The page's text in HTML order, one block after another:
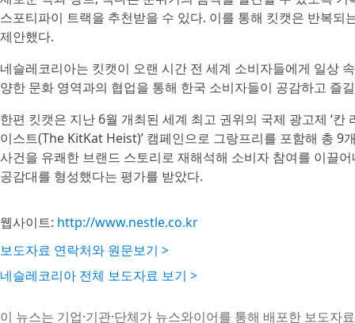
스포티파이 트랙을 추천받을 수 있다. 이를 통해 킷캣은 반복
제안했다.
네슬레코리아는 킷캣이 오랜 시간 전 세계 소비자들에게 일상
양한 문화 영역과의 협업을 통해 한국 소비자들이 공감하고 즐
한편 킷캣은 지난 6월 개최된 세계 최고 권위의 국제 광고제 ‘
이스트(The KitKat Heist)’ 캠페인으로 그랑프리를 포함해 총
사건을 유쾌한 브랜드 스토리로 재해석해 소비자 참여를 이끌
공감대를 형성했다는 평가를 받았다.
웹사이트: http://www.nestle.co.kr
보도자료 연락처와 원문보기 >
네슬레코리아 전체 보도자료 보기 >
이 뉴스는 기업·기관·단체가 뉴스와이어를 통해 배포한 보도자